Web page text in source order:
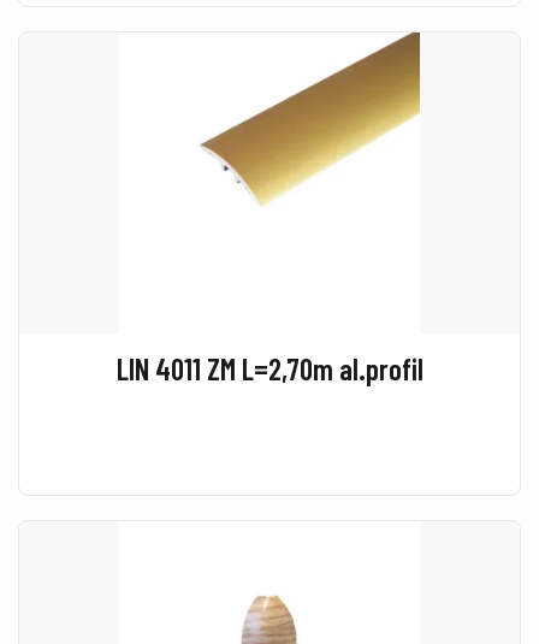
LIN 4011 ZM L=2,70m al.profil